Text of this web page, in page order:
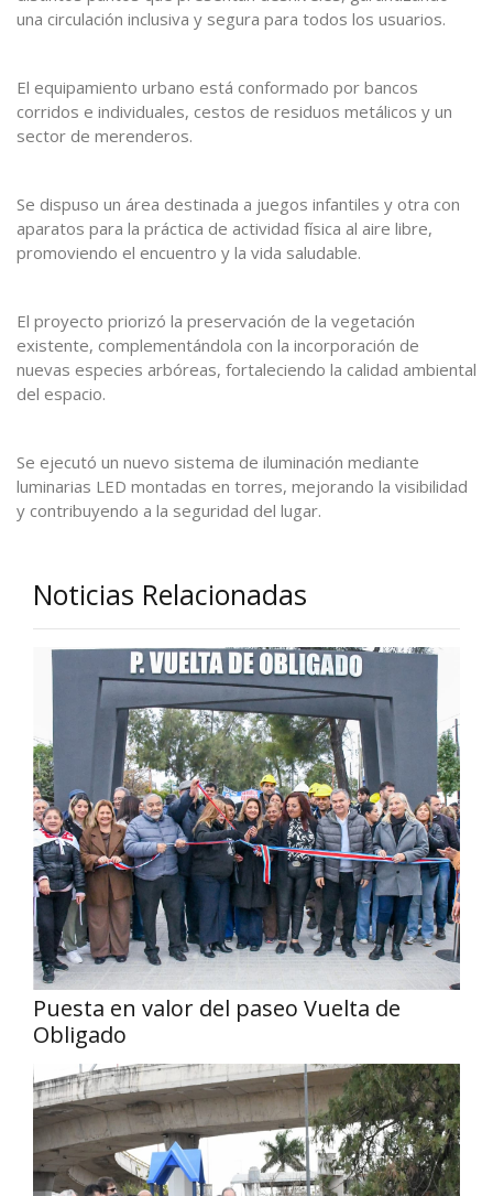
una circulación inclusiva y segura para todos los usuarios.
El equipamiento urbano está conformado por bancos
corridos e individuales, cestos de residuos metálicos y un
sector de merenderos.
Se dispuso un área destinada a juegos infantiles y otra con
aparatos para la práctica de actividad física al aire libre,
promoviendo el encuentro y la vida saludable.
El proyecto priorizó la preservación de la vegetación
existente, complementándola con la incorporación de
nuevas especies arbóreas, fortaleciendo la calidad ambiental
del espacio.
Se ejecutó un nuevo sistema de iluminación mediante
luminarias LED montadas en torres, mejorando la visibilidad
y contribuyendo a la seguridad del lugar.
Noticias Relacionadas
Puesta en valor del paseo Vuelta de
Obligado